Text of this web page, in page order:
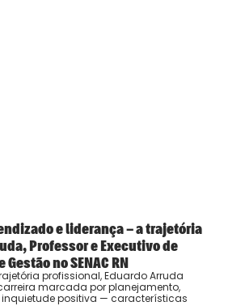
e liderança – a trajetória
Professor e Executivo de
no SENAC RN
profissional, Eduardo Arruda
marcada por planejamento,
positiva — características